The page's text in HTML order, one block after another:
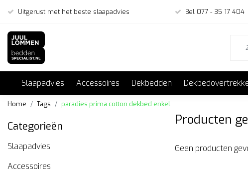
Uitgerust met het beste slaapadvies Bel 077 - 35 17 404
Slaapadvies Accessoires Dekbedden
Home Tags paradies prima cotton dekbed enkel
Categorieën
Slaapadvies
Accessoires
Producten
Geen producten